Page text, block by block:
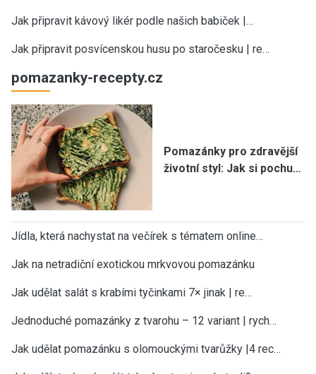
Jak připravit kávový likér podle našich babiček |…
Jak připravit posvícenskou husu po staročesku | re…
pomazanky-recepty.cz
Pomazánky pro zdravější
životní styl: Jak si pochu…
Jídla, která nachystat na večírek s tématem online…
Jak na netradiční exotickou mrkvovou pomazánku
Jak udělat salát s krabími tyčinkami 7× jinak | re…
Jednoduché pomazánky z tvarohu – 12 variant | rych…
Jak udělat pomazánku s olomouckými tvarůžky |4 rec…